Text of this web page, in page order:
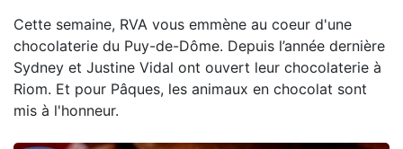
Cette semaine, RVA vous emmène au coeur d'une
chocolaterie du Puy-de-Dôme. Depuis l’année dernière
Sydney et Justine Vidal ont ouvert leur chocolaterie à
Riom. Et pour Pâques, les animaux en chocolat sont
mis à l'honneur.